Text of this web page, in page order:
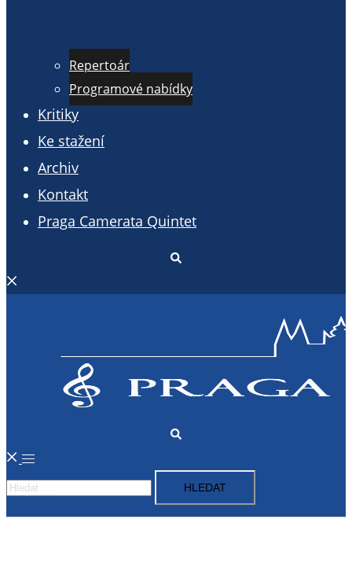
Repertoár
Programové nabídky
Kritiky
Ke stažení
Archiv
Kontakt
Praga Camerata Quintet
Toggle
menu
Vyhledávání